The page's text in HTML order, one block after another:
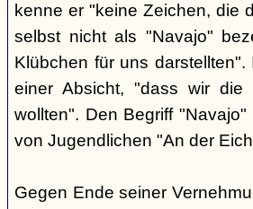
kenne er "keine Zeichen, die
selbst nicht als "Navajo"
Klübchen für uns
einer Absicht, "dass wir die
wollten". Den Begriff
von Jugendlichen "An der
Gegen Ende seiner